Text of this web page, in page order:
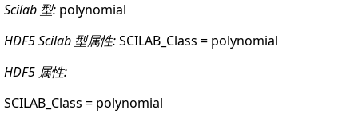
Scilab 型: polynomial
HDF5 Scilab 型属性:SCILAB_Class = polynomial
HDF5 属性:
SCILAB_Class = polynomial